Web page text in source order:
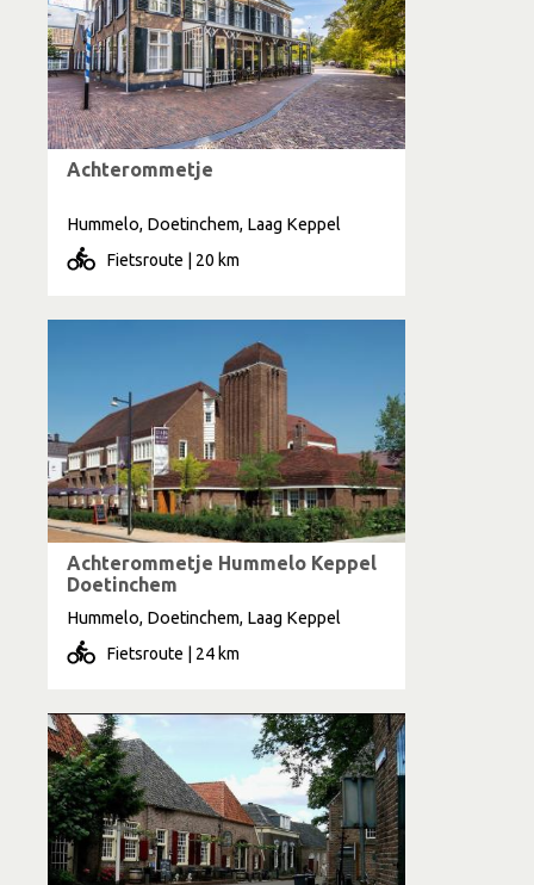
Achterommetje
Hummelo, Doetinchem, Laag Keppel
Fietsroute | 20 km
Achterommetje Hummelo Keppel
Doetinchem
Hummelo, Doetinchem, Laag Keppel
Fietsroute | 24 km